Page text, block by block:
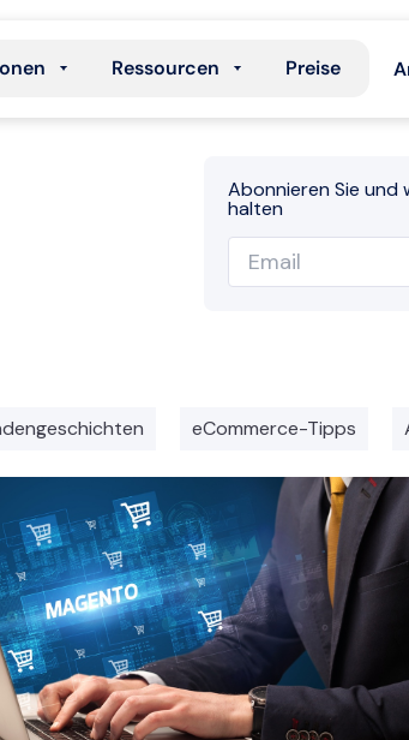
Ressourcen Preise
Abonnieren Sie und
halten
eCommerce-Tipps